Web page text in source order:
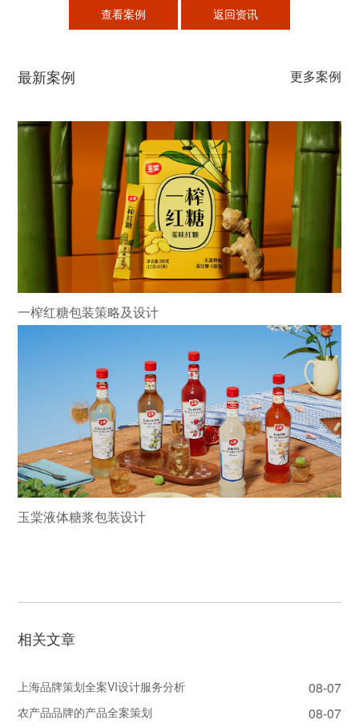
查看案例 返回资讯
最新案例 更多案例
一榨红糖包装策略及设计
玉棠液体糖浆包装设计
相关文章
上海品牌策划全案VI设计服务分析 08-07
农产品品牌的产品全案策划 08-07